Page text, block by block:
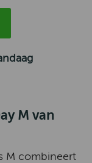
M van
M combineert